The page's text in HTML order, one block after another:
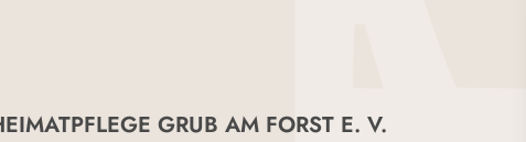
GRUB AM FORST E. V.